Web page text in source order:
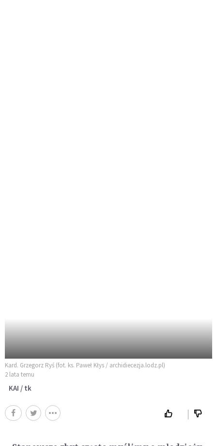
Kard. Grzegorz Ryś (fot. ks. Paweł Kłys / archidiecezja.lodz.pl)
2 lata temu
KAI / tk